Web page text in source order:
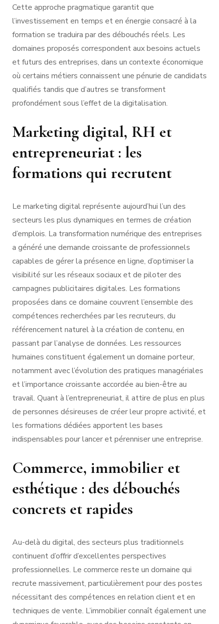
Cette approche pragmatique garantit que
l’investissement en temps et en énergie consacré à la
formation se traduira par des débouchés réels. Les
domaines proposés correspondent aux besoins actuels
et futurs des entreprises, dans un contexte économique
où certains métiers connaissent une pénurie de candidats
qualifiés tandis que d’autres se transforment
profondément sous l’effet de la digitalisation.
Marketing digital, RH et
entrepreneuriat : les
formations qui recrutent
Le marketing digital représente aujourd’hui l’un des
secteurs les plus dynamiques en termes de création
d’emplois. La transformation numérique des entreprises
a généré une demande croissante de professionnels
capables de gérer la présence en ligne, d’optimiser la
visibilité sur les réseaux sociaux et de piloter des
campagnes publicitaires digitales. Les formations
proposées dans ce domaine couvrent l’ensemble des
compétences recherchées par les recruteurs, du
référencement naturel à la création de contenu, en
passant par l’analyse de données. Les ressources
humaines constituent également un domaine porteur,
notamment avec l’évolution des pratiques managériales
et l’importance croissante accordée au bien-être au
travail. Quant à l’entrepreneuriat, il attire de plus en plus
de personnes désireuses de créer leur propre activité, et
les formations dédiées apportent les bases
indispensables pour lancer et pérenniser une entreprise.
Commerce, immobilier et
esthétique : des débouchés
concrets et rapides
Au-delà du digital, des secteurs plus traditionnels
continuent d’offrir d’excellentes perspectives
professionnelles. Le commerce reste un domaine qui
recrute massivement, particulièrement pour des postes
nécessitant des compétences en relation client et en
techniques de vente. L’immobilier connaît également une